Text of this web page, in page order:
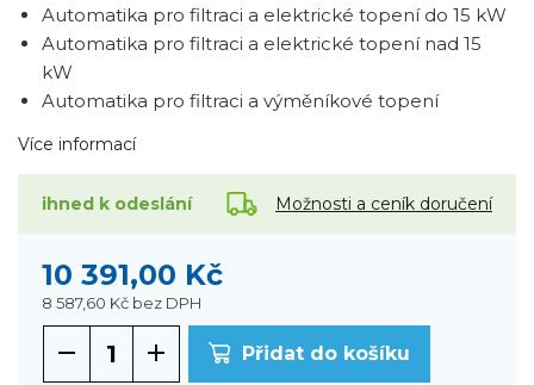
Automatika pro filtraci a elektrické topení do 15 kW
Automatika pro filtraci a elektrické topení nad 15
kW
Automatika pro filtraci a výměníkové topení
Více informací
ihned k odeslání Možnosti a ceník doručení
10 391,00 Kč
8 587,60 Kč bez DPH
Přidat do košíku